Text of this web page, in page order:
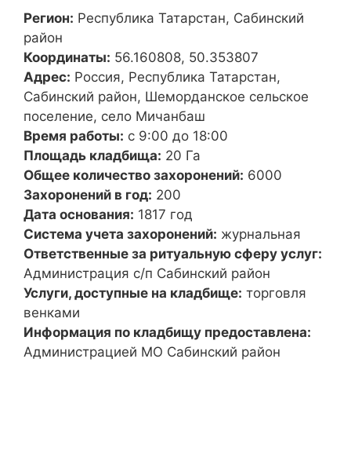
Регион: Республика Татарстан, Сабинский
район
Координаты: 56.160808, 50.353807
Адрес: Россия, Республика Татарстан,
Сабинский район, Шеморданское сельское
поселение, село Мичанбаш
Время работы: с 9:00 до 18:00
Площадь кладбища: 20 Га
Общее количество захоронений: 6000
Захоронений в год: 200
Дата основания: 1817 год
Система учета захоронений: журнальная
Ответственные за ритуальную сферу услуг:
Администрация с/п Сабинский район
Услуги, доступные на кладбище: торговля
венками
Информация по кладбищу предоставлена:
Администрацией МО Сабинский район